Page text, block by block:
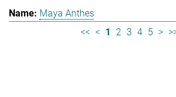
Maya Anthes
<< < 1 2 3 4 5 >